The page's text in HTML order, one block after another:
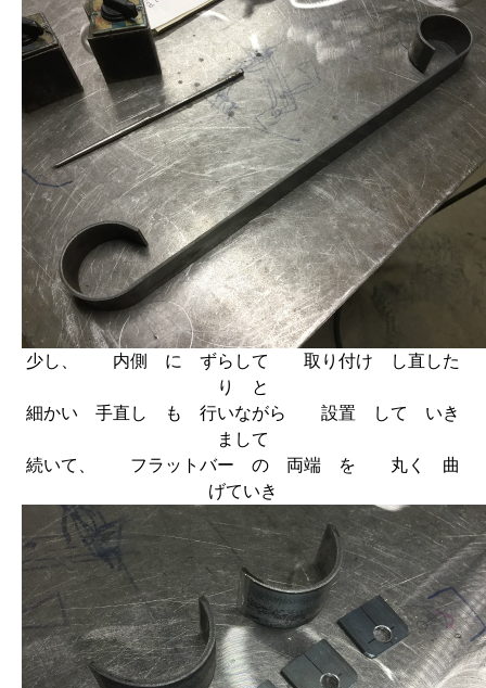
少し、 内側 に ずらして 取り付け し直した
り と
細かい 手直し も 行いながら 設置 して いき
まして
続いて、 フラットバー の 両端 を 丸く 曲
げていき